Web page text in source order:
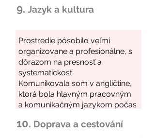
9. Jazyk a kultura
10. Doprava a cestování